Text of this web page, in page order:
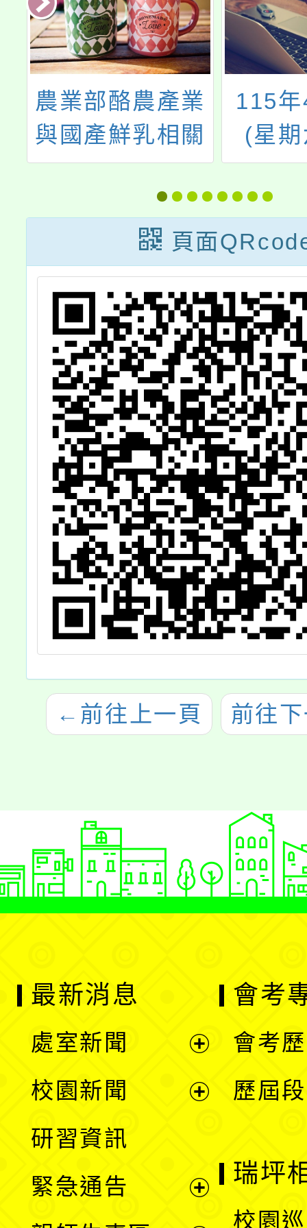
農業部酪農產業
與國產鮮乳相關
宣導推廣圖卡及
115
(星
「
廟祈福
開
頁面
← 前往上一頁 前往
最新消息
處室新聞
單
校園新聞
選
研習資訊
緊急通告
會考
會考
歷屆
瑞坪
校園